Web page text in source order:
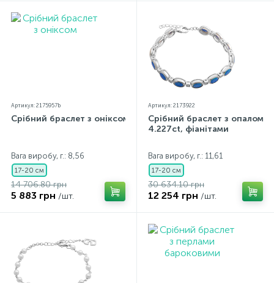
Артикул: 2175957b
Срібний браслет з оніксом
Вага виробу, г.: 8,56
17-20 см
14 706.80 грн
5 883 грн /шт.
Артикул: 2173922
Срібний браслет з опалом
4.227ct, фіанітами
Вага виробу, г.: 11,61
17-20 см
30 634.10 грн
12 254 грн /шт.